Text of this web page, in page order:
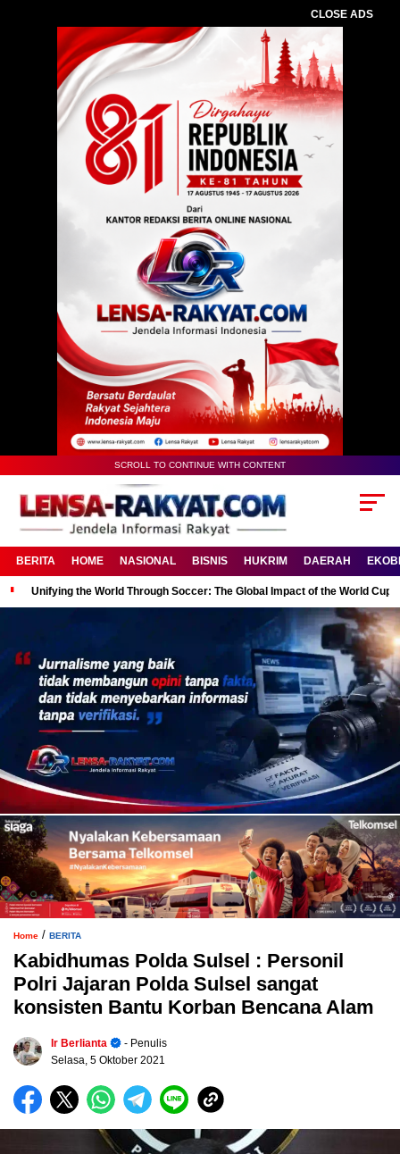
CLOSE ADS
SCROLL TO CONTINUE WITH CONTENT
BERITA HOME NASIONAL BISNIS HUKRIM DAERAH
Unifying the World Through Soccer: The Global Impact of the World Cup
Home / BERITA
Kabidhumas Polda Sulsel : Personil
Polri Jajaran Polda Sulsel sangat
konsisten Bantu Korban Bencana Alam
Ir Berlianta
- Penulis
Selasa, 5 Oktober 2021